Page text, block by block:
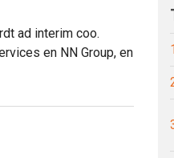
ad interim coo.
en NN Group, en